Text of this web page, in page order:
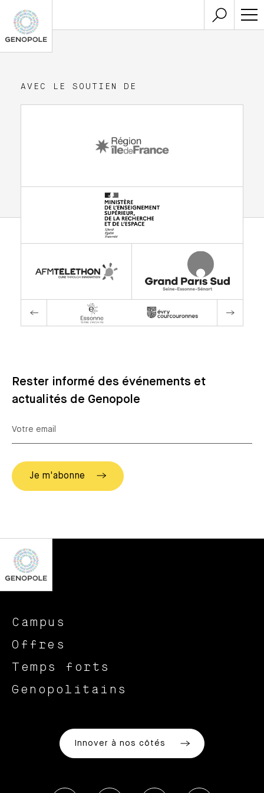
AVEC LE SOUTIEN DE
Rester informé des événements et
actualités de Genopole
Campus
Offres
Temps forts
Genopolitains
Innover à nos côtés